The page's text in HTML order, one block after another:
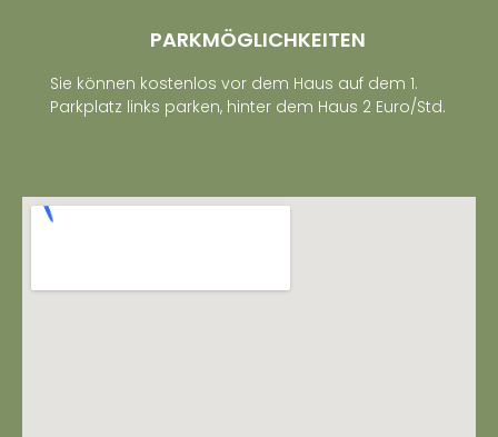
PARKMÖGLICHKEITEN
Sie können kostenlos vor dem Haus auf dem 1.
Parkplatz links parken, hinter dem Haus 2 Euro/Std.